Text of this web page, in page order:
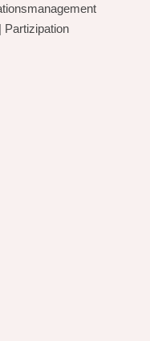
| Partizipation